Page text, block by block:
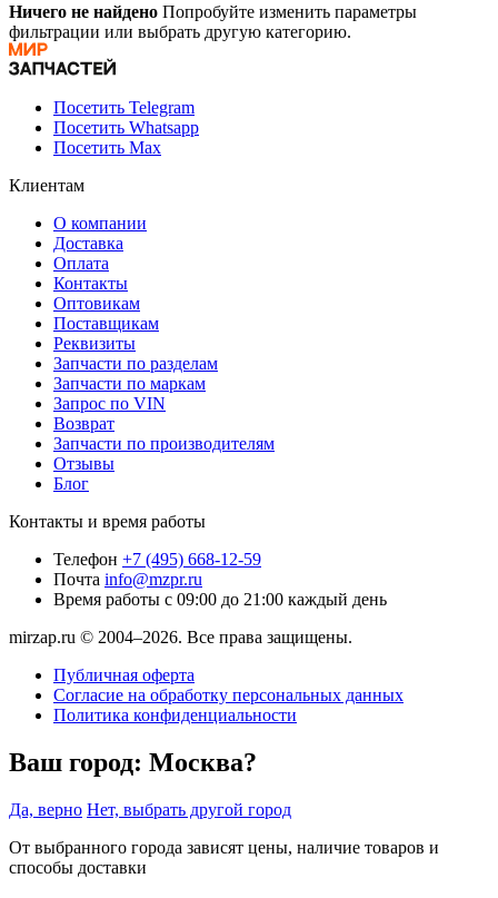
Ничего не найдено Попробуйте изменить параметры
фильтрации или выбрать другую категорию.
Посетить Telegram
Посетить Whatsapp
Посетить Max
Клиентам
О компании
Доставка
Оплата
Контакты
Оптовикам
Поставщикам
Реквизиты
Запчасти по разделам
Запчасти по маркам
Запрос по VIN
Возврат
Запчасти по производителям
Отзывы
Блог
Контакты и время работы
Телефон +7 (495) 668-12-59
Почта info@mzpr.ru
Время работы с 09:00 до 21:00 каждый день
mirzap.ru © 2004–2026. Все права защищены.
Публичная оферта
Согласие на обработку персональных данных
Политика конфиденциальности
Ваш город: Москва?
Да, верно Нет, выбрать другой город
От выбранного города зависят цены, наличие товаров и
способы доставки